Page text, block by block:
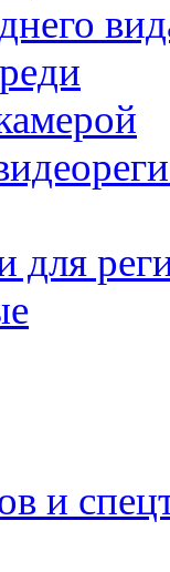
для
и